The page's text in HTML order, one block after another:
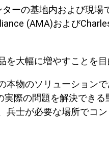
ーの基地内および現
(AMA)および
大幅に増やすことを目
物のソリューション
際の問題を解決でき
士が必要な場所でコ